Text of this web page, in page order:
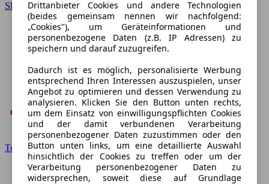
Skoda
Toyota
Drittanbieter Cookies und andere Technologien
(beides gemeinsam nennen wir nachfolgend:
„Cookies"), um Geräteinformationen und
personenbezogene Daten (z.B. IP Adressen) zu
speichern und darauf zuzugreifen.
Dadurch ist es möglich, personalisierte Werbung
entsprechend Ihren Interessen auszuspielen, unser
Angebot zu optimieren und dessen Verwendung zu
analysieren. Klicken Sie den Button unten rechts,
um dem Einsatz von einwilligungspflichten Cookies
und der damit verbundenen Verarbeitung
personenbezogener Daten zuzustimmen oder den
Button unten links, um eine detaillierte Auswahl
hinsichtlich der Cookies zu treffen oder um der
Verarbeitung personenbezogener Daten zu
widersprechen, soweit diese auf Grundlage